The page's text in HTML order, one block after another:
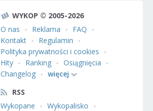
WYKOP © 2005-2026
O nas
Reklama
FAQ
Kontakt
Regulamin
Polityka prywatności i cookies
Hity
Ranking
Osiągnięcia
Changelog
więcej
RSS
Wykopane
Wykopalisko